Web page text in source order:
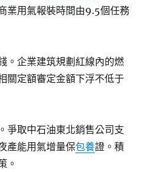
業用氣報裝時間由9.5個任務
。企業建筑規劃紅線內的燃
關定額審定金額下浮不低于
爭取中石油東北銷售公司支
產能用氣增量保包養證。積
。